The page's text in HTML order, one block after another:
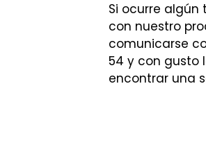
Si ocurre
con nuestro
comunicarse
54 y con gusto
encontrar una